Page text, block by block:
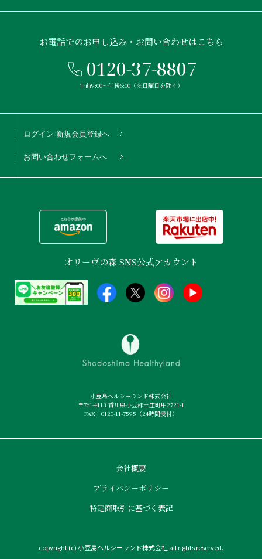
お電話でのお申し込み・お問い合わせはこちら
0120-37-8807
午前9:00〜午後6:00（※日曜日を除く）
ログイン/新規会員登録へ
お問い合わせフォームへ
オリーヴの森 SNS公式アカウント
小豆島ヘルシーランド株式会社
〒761-4113 香川県小豆郡土庄町甲2721-1
FAX：0120-11-7595（24時間受付）
会社概要
プライバシーポリシー
特定商取引に基づく表記
copyright (c) 小豆島ヘルシーランド株式会社 all rights reserved.